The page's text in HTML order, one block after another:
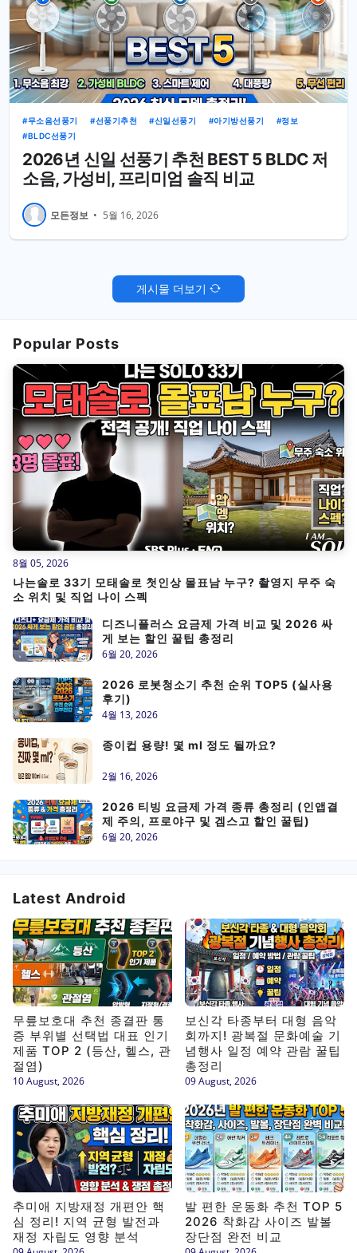
무소음선풍기 선풍기추천 신일선풍기 아기방선풍기
정보
BLDC선풍기
2026년 신일 선풍기 추천 BEST 5 BLDC 저
소음, 가성비, 프리미엄 솔직 비교
모든정보 • 5월 16, 2026
게시물 더보기
Popular Posts
나는솔로 33기 모태솔로 첫인상 몰표남 누구? 촬영지 무주 숙
소 위치 및 직업 나이 스펙
8월 05, 2026
디즈니플러스 요금제 가격 비교 및 2026 싸
게 보는 할인 꿀팁 총정리
6월 20, 2026
2026 로봇청소기 추천 순위 TOP5 (실사용
후기)
4월 13, 2026
종이컵 용량! 몇 ml 정도 될까요?
2월 16, 2026
2026 티빙 요금제 가격 종류 총정리 (인앱결
제 주의, 프로야구 및 겜스고 할인 꿀팁)
6월 20, 2026
Latest Android
무릎보호대 추천 종결판 통
증 부위별 선택법 대표 인기
제품 TOP 2 (등산, 헬스, 관
절염)
10 August, 2026
보신각 타종부터 대형 음악
회까지! 광복절 문화예술 기
념행사 일정 예약 관람 꿀팁
총정리
09 August, 2026
추미애 지방재정 개편안 핵
심 정리! 지역 균형 발전과
재정 자립도 영향 분석
발 편한 운동화 추천 TOP 5
2026 착화감 사이즈 발볼
장단점 완전 비교